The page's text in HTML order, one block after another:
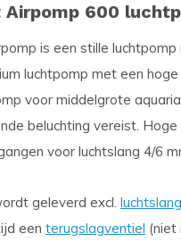
Airpomp 600
is een stille
luchtpomp met een
voor middelgrote
beluchting vereist.
voor luchtslang 4/6
geleverd excl. luchtslang
een terugslagventiel (niet